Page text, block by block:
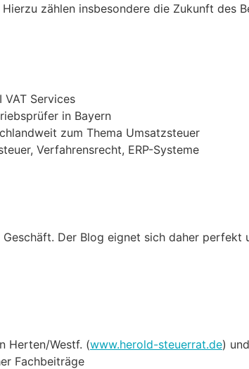
zählen insbesondere die Zukunft des
VAT Services
in Bayern
zum Thema Umsatzsteuer
Verfahrensrecht, ERP-Systeme
Der Blog eignet sich daher
Herten/Westf. (www.herold-steuerrat.de)
Fachbeiträge